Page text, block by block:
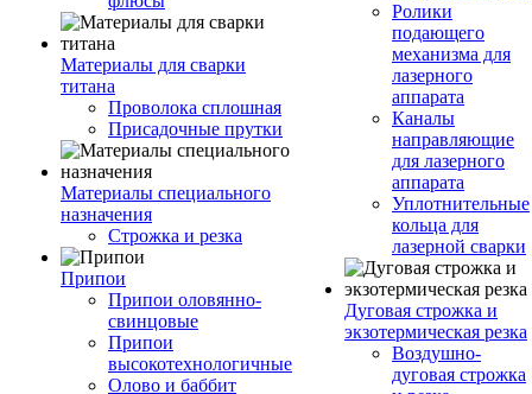
Материалы для сварки
титана
Проволока сплошная
Присадочные прутки
Материалы специального
назначения
Строжка и резка
Припои
Припои оловянно-
свинцовые
Припои
высокотехнологичные
Олово и баббит
Ролики
подающего
механизма для
лазерного
аппарата
Каналы
направляющие
для лазерного
аппарата
Уплотнительные
кольца для
лазерной сварки
Дуговая строжка и
экзотермическая резка
Воздушно-
дуговая строжка